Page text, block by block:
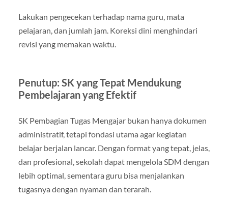
Lakukan pengecekan terhadap nama guru, mata
pelajaran, dan jumlah jam. Koreksi dini menghindari
revisi yang memakan waktu.
Penutup: SK yang Tepat Mendukung
Pembelajaran yang Efektif
SK Pembagian Tugas Mengajar bukan hanya dokumen
administratif, tetapi fondasi utama agar kegiatan
belajar berjalan lancar. Dengan format yang tepat, jelas,
dan profesional, sekolah dapat mengelola SDM dengan
lebih optimal, sementara guru bisa menjalankan
tugasnya dengan nyaman dan terarah.